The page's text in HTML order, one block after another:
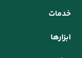
خدمات
ابزارها